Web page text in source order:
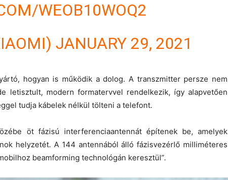
WEOB10WOQ2
JANUARY 29, 2021
hogyan is működik a dolog. A transzmitter persze nem
letisztult, modern formatervvel rendelkezik, így alapvetően
tudja kábelek nélkül tölteni a telefont.
öt fázisú interferenciaantennát építenek be, amelyek
helyzetét. A 144 antennából álló fázisvezérlő milliméteres
beamforming technológán keresztül”.